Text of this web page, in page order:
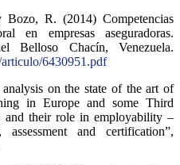
R. (2014) Competencias
en empresas aseguradoras.
Belloso Chacín, Venezuela.
6430951.pdf
on the state of the art of
in Europe and some Third
and their role in employability –
and certification”,